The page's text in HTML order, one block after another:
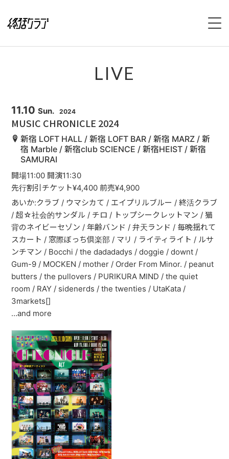
1stFullAlbum『終活のススメ』特設サイト
2ndFullAlbum『終活のてびき』特設サイト
NEWS
LIVE
ABOUT
VIDEO
DISCOGRAPHY
GOODS
終活商店(通販)
ガチャガチャ
CONTACT
REQUEST
公式ファンクラブ
LIVE
11.10 Sun. 2024
MUSIC CHRONICLE 2024
新宿 LOFT HALL / 新宿 LOFT BAR / 新宿 MARZ / 新
宿 Marble / 新宿club SCIENCE / 新宿HEIST / 新宿
SAMURAI
開場11:00 開演11:30
先行割引チケット¥4,400 前売¥4,900
あいか:クラブ / ウマシカて / エイプリルブルー / 終活クラブ
/ 超☆社会的サンダル / チロ / トップシークレットマン / 猫
背のネイビーセゾン / 年齢バンド / 弁天ランド / 毎晩揺れて
スカート / 窓際ぼっち倶楽部 / マリ / ライティライト / ルサ
ンチマン / Bocchi / the dadadadys / doggie / downt /
Gum-9 / MOCKEN / mother / Order From Minor. / peanut
butters / the pullovers / PURIKURA MIND / the quiet
room / RAY / sidenerds / the twenties / UtaKata /
3markets[]
…and more